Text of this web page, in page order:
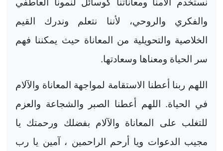
نستخدم آلامنا ومعاناتنا كوسائل لنمونا العاطفي
والفكري والروحي، لأننا نتعلم وندرك القيم
الخلاصية والتحويلية من المعاناة حيث يمكننا فهم
سر الحياة ومعناها وسعادتها.
اللهم ربنا أعطنا الاستقامة لمواجهة المعاناة والآلام
في الحياة. اللهم أعطنا الصبر والشجاعة والعزم
للتغلب على المعاناة والآلام بفضلك ورحمتك يا
مجيب الدعوات ويا أرحم الراحمين ، آمين يا رب